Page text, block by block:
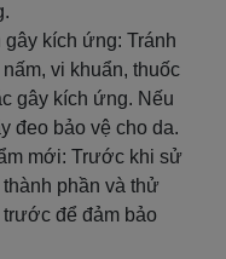
kích ứng: Tránh
vi khuẩn, thuốc
gây kích ứng. Nếu
đeo bảo vệ cho da.
mới: Trước khi sử
phần và thử
trước để đảm bảo